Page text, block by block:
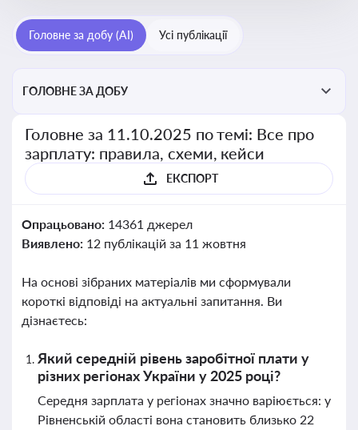
інформації про можливі схеми зловживань
Головне за добу (AI) Усі публікації
ГОЛОВНЕ ЗА ДОБУ
Головне за 11.10.2025 по темі: Все про
зарплату: правила, схеми, кейси
ЕКСПОРТ
Опрацьовано: 14361 джерел
Виявлено: 12 публікацій за 11 жовтня
На основі зібраних матеріалів ми сформували
короткі відповіді на актуальні запитання. Ви
дізнаєтесь:
Який середній рівень заробітної плати у
різних регіонах України у 2025 році?
Середня зарплата у регіонах значно варіюється: у
Рівненській області вона становить близько 22